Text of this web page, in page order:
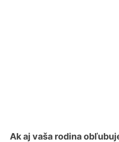
Ak aj vaša rodina